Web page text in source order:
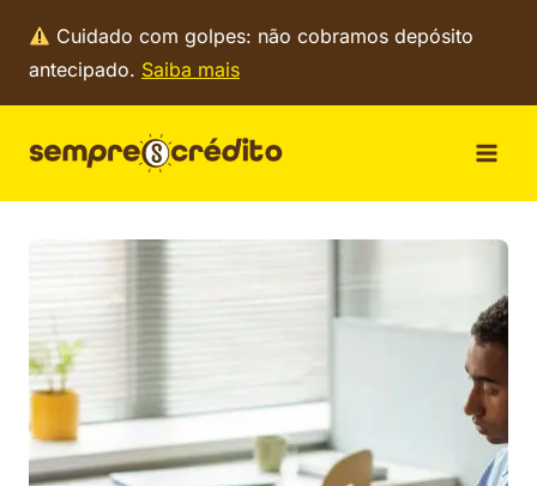
para
Cuidado com golpes: não cobramos depósito
antecipado. Saiba mais